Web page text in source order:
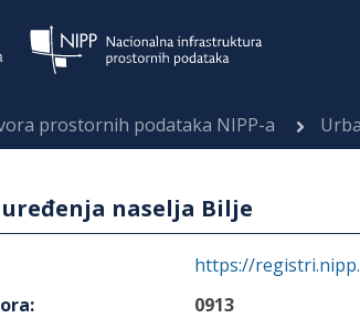
prostornih podataka NIPP-a
naselja Bilje
https://
:
0913